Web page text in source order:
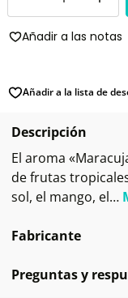
Añadir a las notas
Añadir a la lista de
Descripción
El aroma
de frutas
sol, el mango, el…
Fabricante
Preguntas y